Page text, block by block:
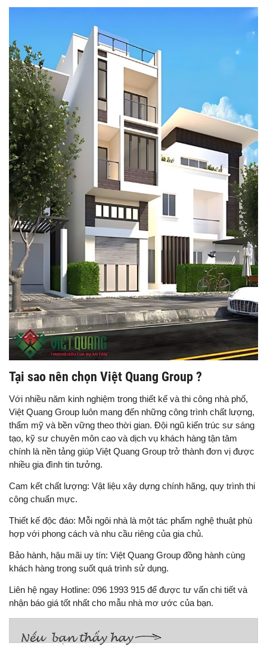
Tại sao nên chọn Việt Quang Group ?
Với nhiều năm kinh nghiệm trong thiết kế và thi công nhà phố,
Việt Quang Group luôn mang đến những công trình chất lượng,
thẩm mỹ và bền vững theo thời gian. Đội ngũ kiến trúc sư sáng
tạo, kỹ sư chuyên môn cao và dịch vụ khách hàng tận tâm
chính là nền tảng giúp Việt Quang Group trở thành đơn vị được
nhiều gia đình tin tưởng.
Cam kết chất lượng: Vật liệu xây dựng chính hãng, quy trình thi
công chuẩn mực.
Thiết kế độc đáo: Mỗi ngôi nhà là một tác phẩm nghệ thuật phù
hợp với phong cách và nhu cầu riêng của gia chủ.
Bảo hành, hậu mãi uy tín: Việt Quang Group đồng hành cùng
khách hàng trong suốt quá trình sử dụng.
Liên hệ ngay Hotline: 096 1993 915 để được tư vấn chi tiết và
nhận báo giá tốt nhất cho mẫu nhà mơ ước của bạn.